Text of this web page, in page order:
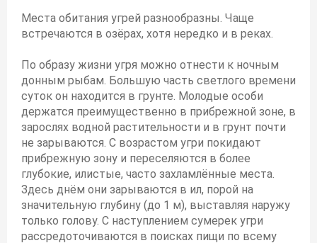
Места обитания угрей разнообразны. Чаще
встречаются в озёрах, хотя нередко и в реках.
По образу жизни угря можно отнести к ночным
донным рыбам. Большую часть светлого времени
суток он находится в грунте. Молодые особи
держатся преимущественно в прибрежной зоне, в
зарослях водной растительности и в грунт почти
не зарываются. С возрастом угри покидают
прибрежную зону и переселяются в более
глубокие, илистые, часто захламлённые места.
Здесь днём они зарываются в ил, порой на
значительную глубину (до 1 м), выставляя наружу
только голову. С наступлением сумерек угри
рассредоточиваются в поисках пищи по всему